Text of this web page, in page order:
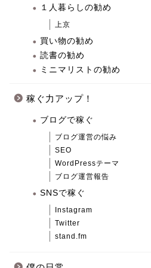
１人暮らしの勧め
上京
買い物の勧め
読書の勧め
ミニマリストの勧め
稼ぐ力アップ！
ブログで稼ぐ
ブログ運営の悩み
SEO
WordPressテーマ
ブログ運営報告
SNSで稼ぐ
Instagram
Twitter
stand.fm